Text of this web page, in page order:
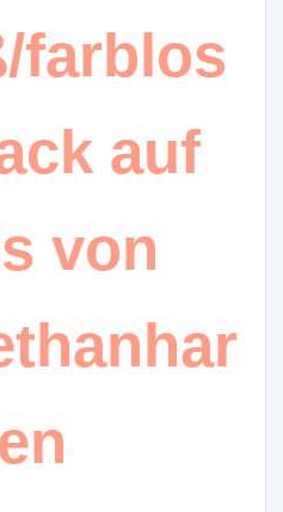
farblos
auf
von